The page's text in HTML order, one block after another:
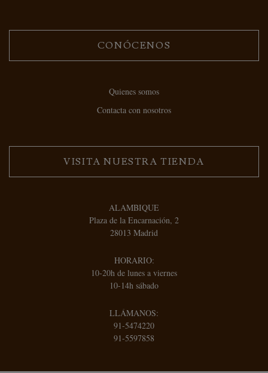
CONÓCENOS
Quienes somos
Contacta con nosotros
VISITA NUESTRA TIENDA
ALAMBIQUE
Plaza de la Encarnación, 2
28013 Madrid
HORARIO:
10-20h de lunes a viernes
10-14h sábado
LLÁMANOS:
91-5474220
91-5597858